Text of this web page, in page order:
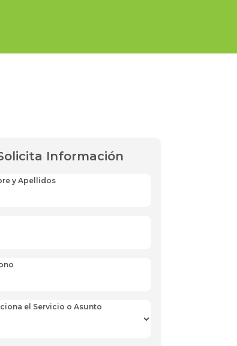
Información
y Apellidos
el Servicio o Asunto